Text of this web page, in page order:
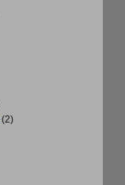
(2)